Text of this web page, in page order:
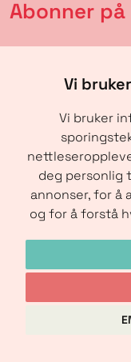
Vi
Vi bruker
deg personlig
annonser, for å
og for å forstå
Abonner
SENDE